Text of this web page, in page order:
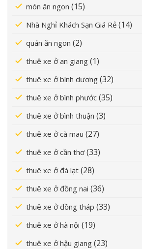
món ăn ngon (15)
Nhà Nghỉ Khách Sạn Giá Rẻ (14)
quán ăn ngon (2)
thuê xe ở an giang (1)
thuê xe ở bình dương (32)
thuê xe ở bình phước (35)
thuê xe ở bình thuận (3)
thuê xe ở cà mau (27)
thuê xe ở cần thơ(33)
thuê xe ở đà lạt (28)
thuê xe ở đồng nai (36)
thuê xe ở đồng tháp (33)
thuê xe ở hà nội (19)
thuê xe ở hậu giang (23)